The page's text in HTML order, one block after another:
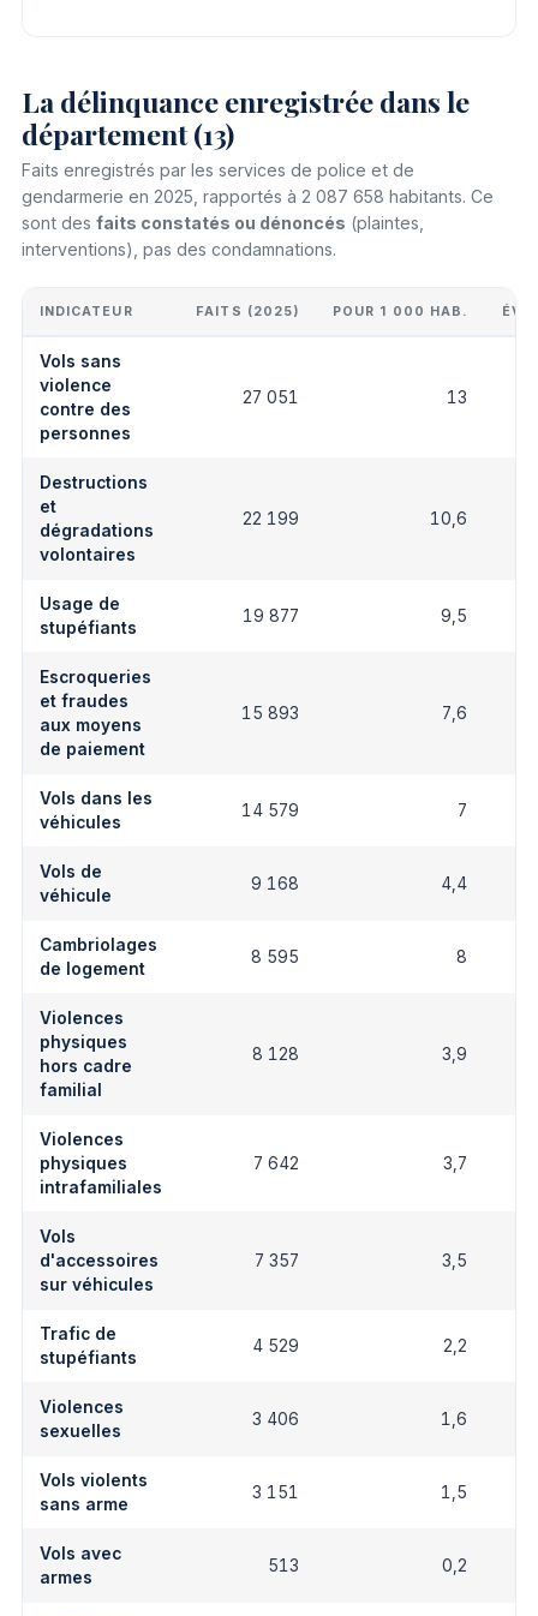
La délinquance enregistrée dans le
département (13)
Faits enregistrés par les services de police et de
gendarmerie en 2025, rapportés à 2 087 658 habitants. Ce
sont des faits constatés ou dénoncés (plaintes,
interventions), pas des condamnations.
INDICATEUR FAITS (2025) POUR 1 000 HAB.
Vols sans
violence
contre des
personnes
27 051 13
Destructions
et
dégradations
volontaires
22 199 10,6
Usage de
stupéfiants
19 877 9,5
Escroqueries
et fraudes
aux moyens
de paiement
15 893 7,6
Vols dans les
véhicules
14 579 7
Vols de
véhicule
9 168 4,4
Cambriolages
de logement
8 595 8
Violences
physiques
hors cadre
familial
8 128 3,9
Violences
physiques
intrafamiliales
7 642 3,7
Vols
d'accessoires
sur véhicules
7 357 3,5
Trafic de
stupéfiants
4 529 2,2
Violences
sexuelles
3 406 1,6
Vols violents
sans arme
3 151 1,5
Vols avec
armes
513 0,2